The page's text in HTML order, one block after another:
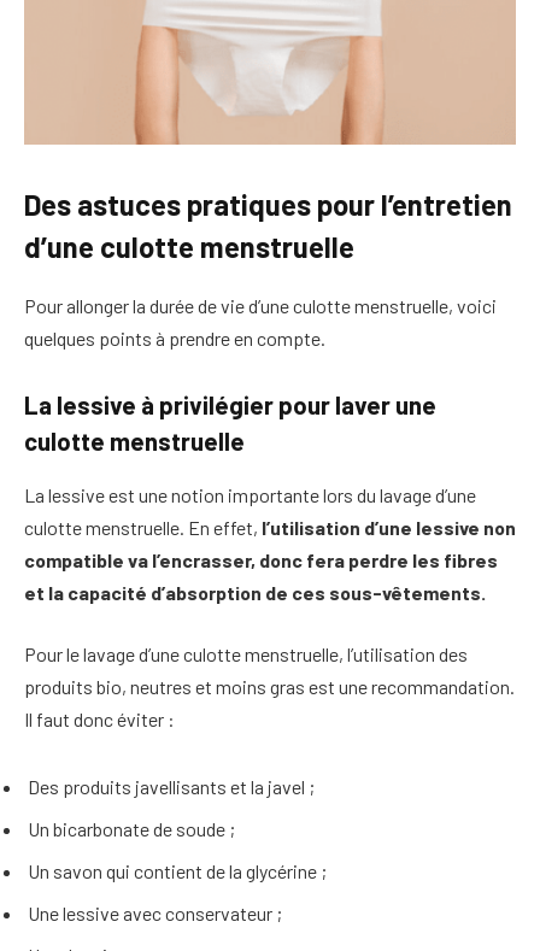
Des astuces pratiques pour l’entretien
d’une culotte menstruelle
Pour allonger la durée de vie d’une culotte menstruelle, voici
quelques points à prendre en compte.
La lessive à privilégier pour laver une
culotte menstruelle
La lessive est une notion importante lors du lavage d’une
culotte menstruelle. En effet, l’utilisation d’une lessive non
compatible va l’encrasser, donc fera perdre les fibres
et la capacité d’absorption de ces sous-vêtements.
Pour le lavage d’une culotte menstruelle, l’utilisation des
produits bio, neutres et moins gras est une recommandation.
Il faut donc éviter :
Des produits javellisants et la javel ;
Un bicarbonate de soude ;
Un savon qui contient de la glycérine ;
Une lessive avec conservateur ;